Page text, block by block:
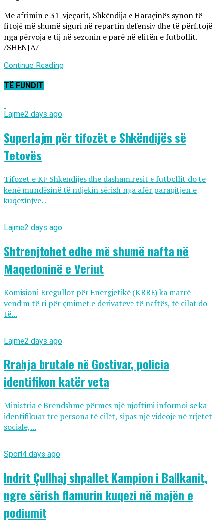
Me afrimin e 31-vjeçarit, Shkëndija e Haraçinës synon të
fitojë më shumë siguri në repartin defensiv dhe të përfitojë
nga përvoja e tij në sezonin e parë në elitën e futbollit.
/SHENJA/
Continue Reading
TË FUNDIT
Lajme2 days ago
Superlajm për tifozët e Shkëndijës së
Tetovës
Tifozët e KF Shkëndijës dhe dashamirësit e futbollit do të
kenë mundësinë të ndjekin sërish nga afër paraqitjen e
kuqezinjve...
Lajme2 days ago
Shtrenjtohet edhe më shumë nafta në
Maqedoninë e Veriut
Komisioni Rregullor për Energjetikë (KRRE) ka marrë
vendim të ri për çmimet e derivateve të naftës, të cilat do
të...
Lajme2 days ago
Rrahja brutale në Gostivar, policia
identifikon katër veta
Ministria e Brendshme përmes një njoftimi informoi se ka
identifikuar tre persona të cilët, sipas një videoje në rrjetet
sociale,...
Sport4 days ago
Indrit Çullhaj shpallet Kampion i Ballkanit,
ngre sërish flamurin kuqezi në majën e
podiumit